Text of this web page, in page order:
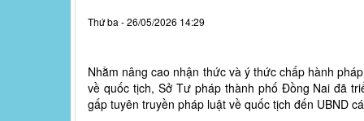
Thứ ba - 26/05/2026 14:29
Nhằm nâng cao nhận thức và ý thức chấp hành
về quốc tịch, Sở Tư pháp thành phố Đồng Nai đã
gấp tuyên truyền pháp luật về quốc tịch đến UBND